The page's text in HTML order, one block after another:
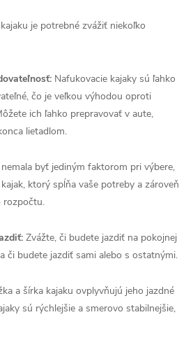
je potrebné zvážiť niekoľko
Nafukovacie kajaky sú ľahko
čo je veľkou výhodou oproti
ich ľahko prepravovať v aute,
lietadlom.
nemala byť jediným faktorom pri výbere,
ktorý spĺňa vaše potreby a zároveň
rozpočtu.
Zvážte, či budete jazdiť na pokojnej
či budete jazdiť sami alebo s ostatnými.
a šírka kajaku ovplyvňujú jeho jazdné
sú rýchlejšie a smerovo stabilnejšie,